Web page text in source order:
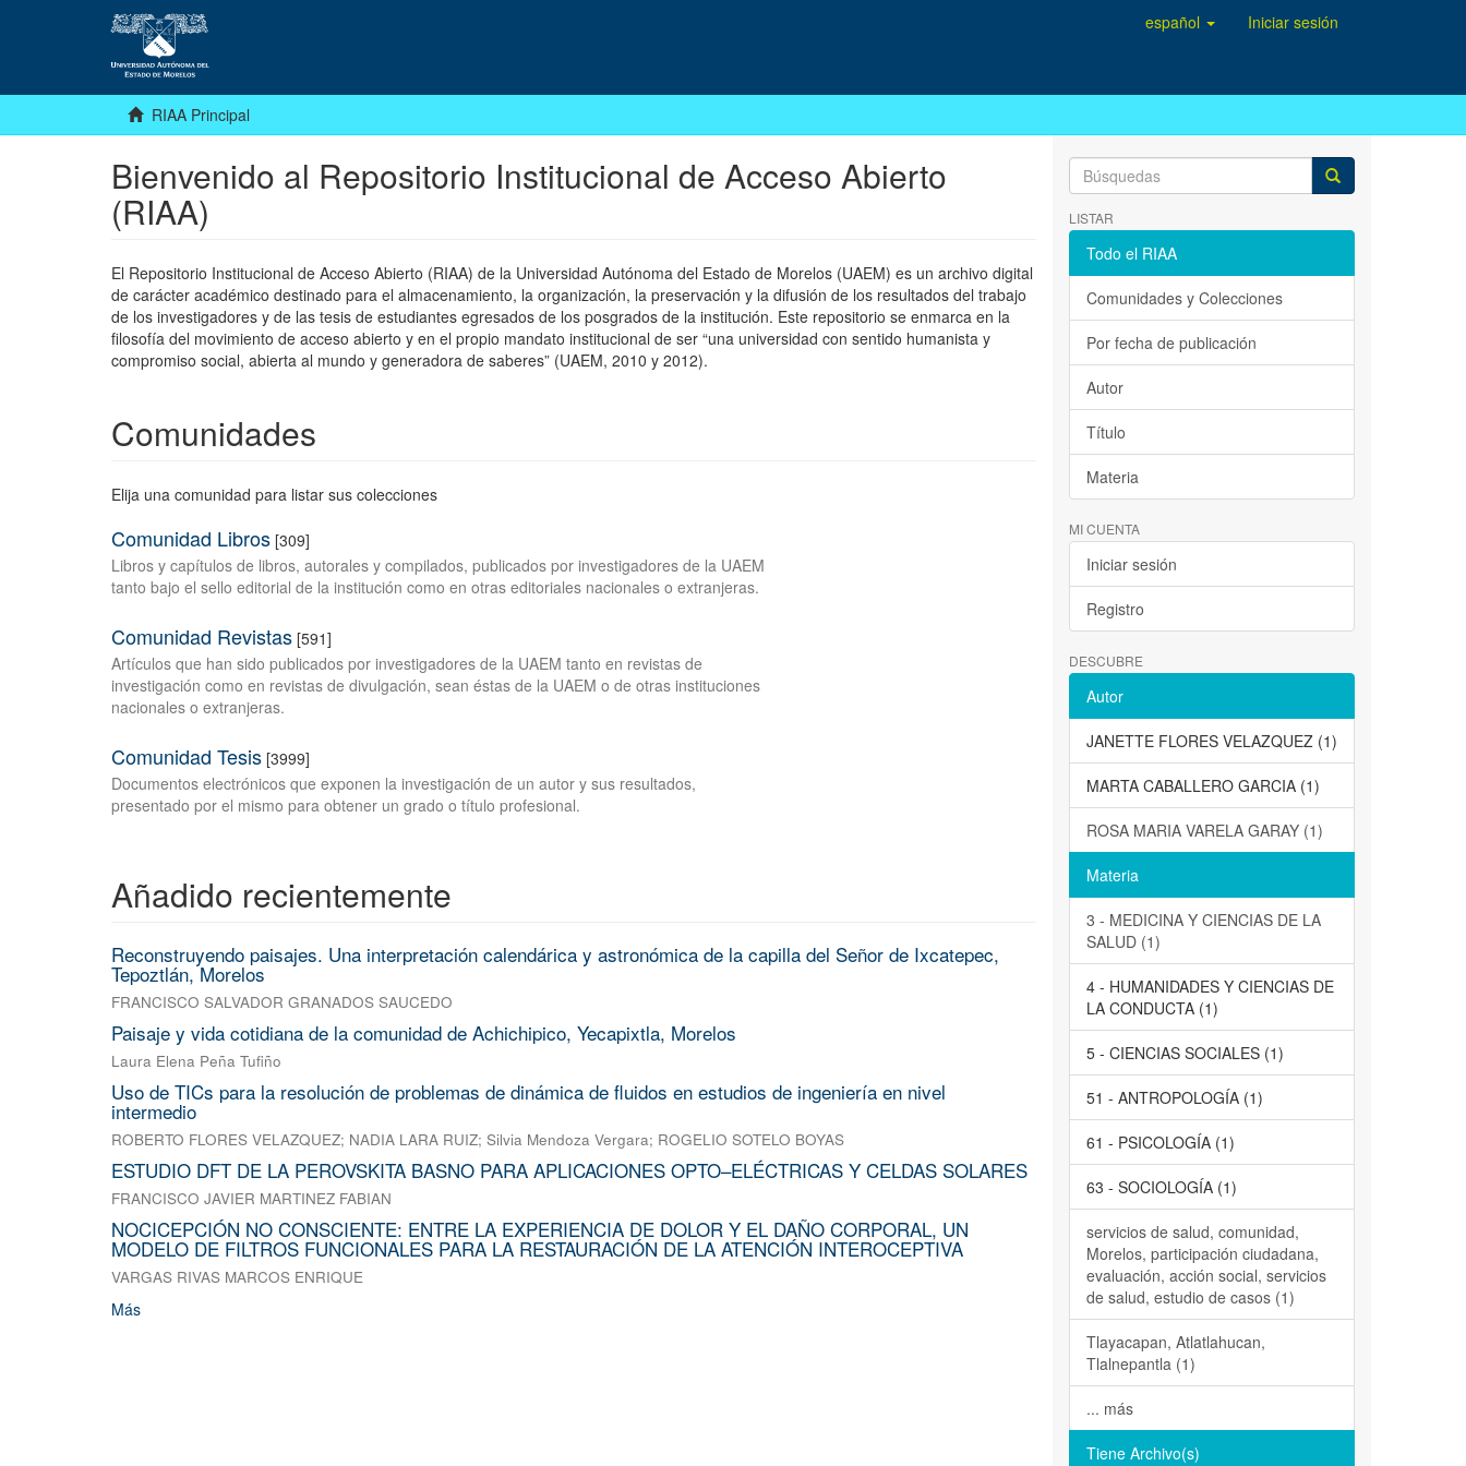
español Iniciar sesión
RIAA Principal
Bienvenido al Repositorio Institucional de Acceso Abierto
(RIAA)
El Repositorio Institucional de Acceso Abierto (RIAA) de la Universidad Autónoma del Estado de Morelos (UAEM) es un archivo digital
de carácter académico destinado para el almacenamiento, la organización, la preservación y la difusión de los resultados del trabajo
de los investigadores y de las tesis de estudiantes egresados de los posgrados de la institución. Este repositorio se enmarca en la
filosofía del movimiento de acceso abierto y en el propio mandato institucional de ser “una universidad con sentido humanista y
compromiso social, abierta al mundo y generadora de saberes” (UAEM, 2010 y 2012).
Comunidades
Elija una comunidad para listar sus colecciones
Comunidad Libros [309]
Libros y capítulos de libros, autorales y compilados, publicados por investigadores de la UAEM
tanto bajo el sello editorial de la institución como en otras editoriales nacionales o extranjeras.
Comunidad Revistas [591]
Artículos que han sido publicados por investigadores de la UAEM tanto en revistas de
investigación como en revistas de divulgación, sean éstas de la UAEM o de otras instituciones
nacionales o extranjeras.
Comunidad Tesis [3999]
Documentos electrónicos que exponen la investigación de un autor y sus resultados,
presentado por el mismo para obtener un grado o título profesional.
Añadido recientemente
Reconstruyendo paisajes. Una interpretación calendárica y astronómica de la capilla del Señor de Ixcatepec,
Tepoztlán, Morelos
FRANCISCO SALVADOR GRANADOS SAUCEDO
Paisaje y vida cotidiana de la comunidad de Achichipico, Yecapixtla, Morelos
Laura Elena Peña Tufiño
Uso de TICs para la resolución de problemas de dinámica de fluidos en estudios de ingeniería en nivel
intermedio
ROBERTO FLORES VELAZQUEZ; NADIA LARA RUIZ; Silvia Mendoza Vergara; ROGELIO SOTELO BOYAS
ESTUDIO DFT DE LA PEROVSKITA BASNO PARA APLICACIONES OPTO–ELÉCTRICAS Y CELDAS SOLARES
FRANCISCO JAVIER MARTINEZ FABIAN
NOCICEPCIÓN NO CONSCIENTE: ENTRE LA EXPERIENCIA DE DOLOR Y EL DAÑO CORPORAL, UN
MODELO DE FILTROS FUNCIONALES PARA LA RESTAURACIÓN DE LA ATENCIÓN INTEROCEPTIVA
VARGAS RIVAS MARCOS ENRIQUE
Más
LISTAR
Todo el RIAA
Comunidades y Colecciones
Por fecha de publicación
Autor
Título
Materia
MI CUENTA
Iniciar sesión
Registro
DESCUBRE
Autor
JANETTE FLORES VELAZQUEZ (1)
MARTA CABALLERO GARCIA (1)
ROSA MARIA VARELA GARAY (1)
Materia
3 - MEDICINA Y CIENCIAS DE LA
SALUD (1)
4 - HUMANIDADES Y CIENCIAS DE
LA CONDUCTA (1)
5 - CIENCIAS SOCIALES (1)
51 - ANTROPOLOGÍA (1)
61 - PSICOLOGÍA (1)
63 - SOCIOLOGÍA (1)
servicios de salud, comunidad,
Morelos, participación ciudadana,
evaluación, acción social, servicios
de salud, estudio de casos (1)
Tlayacapan, Atlatlahucan,
Tlalnepantla (1)
... más
Tiene Archivo(s)